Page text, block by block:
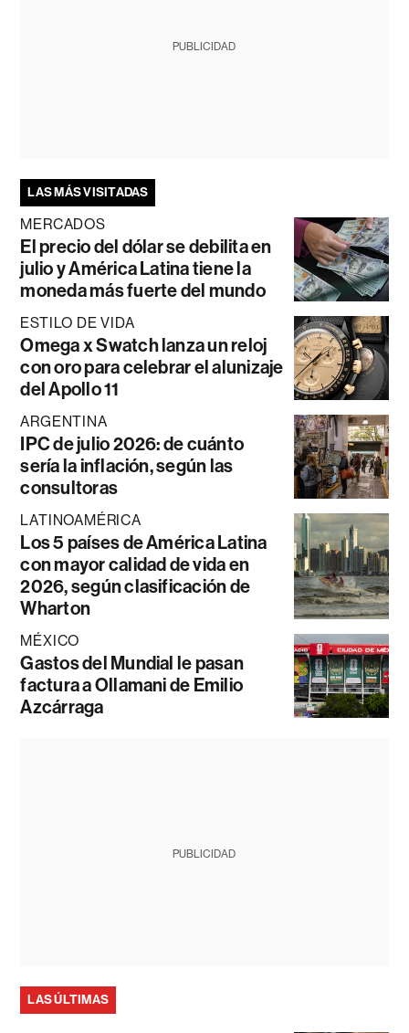
PUBLICIDAD
LAS MÁS VISITADAS
MERCADOS
El precio del dólar se debilita en
julio y América Latina tiene la
moneda más fuerte del mundo
ESTILO DE VIDA
Omega x Swatch lanza un reloj
con oro para celebrar el alunizaje
del Apollo 11
ARGENTINA
IPC de julio 2026: de cuánto
sería la inflación, según las
consultoras
LATINOAMÉRICA
Los 5 países de América Latina
con mayor calidad de vida en
2026, según clasificación de
Wharton
MÉXICO
Gastos del Mundial le pasan
factura a Ollamani de Emilio
Azcárraga
PUBLICIDAD
LAS ÚLTIMAS